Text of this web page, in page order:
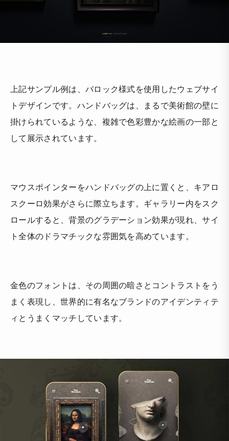
上記サンプル例は、バロック様式を使用したウェブサイ
トデザインです。ハンドバッグは、まるで美術館の壁に
掛けられているような、複雑で色彩豊かな絵画の一部と
して展示されています。
マウスポインターをハンドバッグの上に置くと、キアロ
スクーロ効果がさらに際立ちます。ギャラリー内をスク
ロールすると、背景のグラデーション効果が現れ、サイ
ト全体のドラマチックな雰囲気を高めています。
金色のフォントは、その周囲の暗さとコントラストをう
まく表現し、世界的に有名なブランドのアイデンティテ
ィとうまくマッチしています。